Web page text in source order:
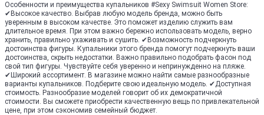
Особенности и преимущества купальников #Sexy Swimsuit Women Store:
✔Высокое качество. Выбрав любую модель бренда, можно быть
уверенным в высоком качестве. Это поможет изделию служить вам
длительное время. При этом важно бережно использовать модель, верно
хранить, правильно ухаживать и сушить. ✔Возможность подчеркнуть
достоинства фигуры. Купальники этого бренда помогут подчеркнуть ваши
достоинства, скрыть недостатки. Важно правильно подобрать фасон под
свой тип фигуры. Чувствуйте себя уверенно и непринужденно на пляже.
✔Широкий ассортимент. В магазине можно найти самые разнообразные
варианты купальников. Подберите свою идеальную модель. ✔Доступная
стоимость. Разнообразие моделей говорит об их демократичной
стоимости. Вы сможете приобрести качественную вещь по привлекательной
цене, при этом сэкономив семейный бюджет.